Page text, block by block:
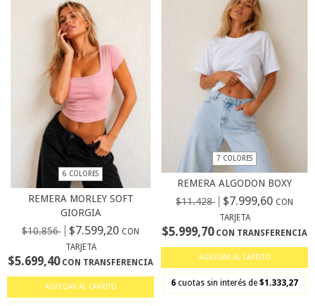
6 COLORES
REMERA MORLEY SOFT
GIORGIA
$10.856
$7.599,20 CON
TARJETA
$5.699,40CON TRANSFERENCIA
AGREGAR AL CARRITO
7 COLORES
REMERA ALGODON BOXY
$11.428
$7.999,60 CON
TARJETA
$5.999,70CON TRANSFERENCIA
AGREGAR AL CARRITO
6 cuotas sin interés de $1.333,27